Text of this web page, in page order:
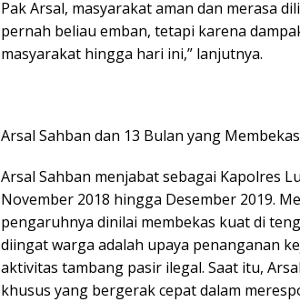
Pak Arsal, masyarakat aman dan merasa
pernah beliau emban, tetapi karena
masyarakat hingga hari ini,” lanjutnya.
Arsal Sahban dan 13 Bulan yang Membekas
Arsal Sahban menjabat sebagai Kapolres
November 2018 hingga Desember 2019.
pengaruhnya dinilai membekas kuat di
diingat warga adalah upaya penanganan
aktivitas tambang pasir ilegal. Saat itu,
khusus yang bergerak cepat dalam